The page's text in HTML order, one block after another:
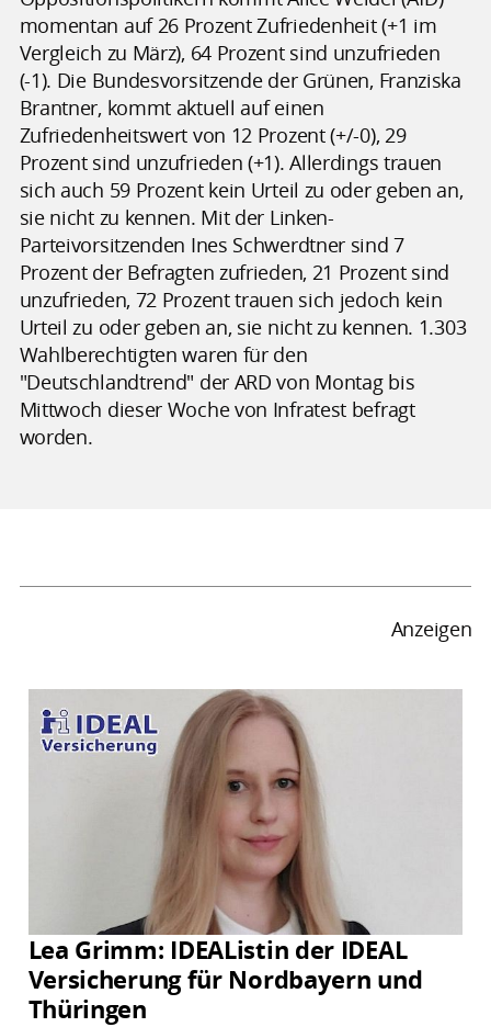
momentan auf 26 Prozent Zufriedenheit (+1 im
Vergleich zu März), 64 Prozent sind unzufrieden
(-1). Die Bundesvorsitzende der Grünen, Franziska
Brantner, kommt aktuell auf einen
Zufriedenheitswert von 12 Prozent (+/-0), 29
Prozent sind unzufrieden (+1). Allerdings trauen
sich auch 59 Prozent kein Urteil zu oder geben an,
sie nicht zu kennen. Mit der Linken-
Parteivorsitzenden Ines Schwerdtner sind 7
Prozent der Befragten zufrieden, 21 Prozent sind
unzufrieden, 72 Prozent trauen sich jedoch kein
Urteil zu oder geben an, sie nicht zu kennen. 1.303
Wahlberechtigten waren für den
"Deutschlandtrend" der ARD von Montag bis
Mittwoch dieser Woche von Infratest befragt
worden.
Anzeigen
Lea Grimm: IDEAListin der IDEAL
Versicherung für Nordbayern und
Thüringen